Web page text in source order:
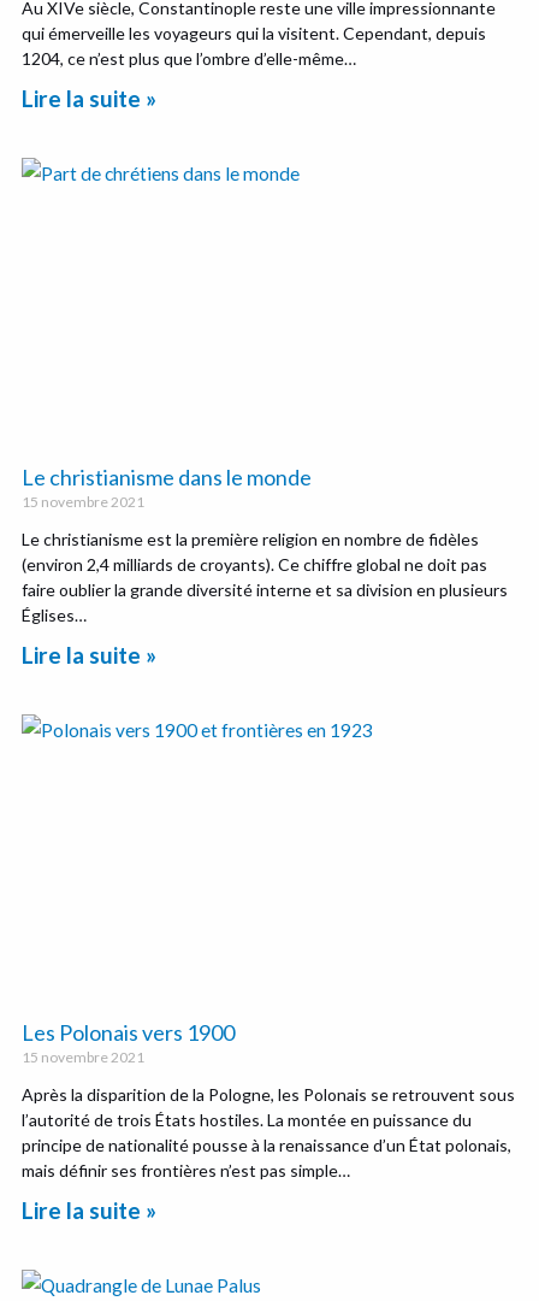
Au XIVe siècle, Constantinople reste une ville impressionnante
qui émerveille les voyageurs qui la visitent. Cependant, depuis
1204, ce n’est plus que l’ombre d’elle-même…
Lire la suite »
Le christianisme dans le monde
15 novembre 2021
Le christianisme est la première religion en nombre de fidèles
(environ 2,4 milliards de croyants). Ce chiffre global ne doit pas
faire oublier la grande diversité interne et sa division en plusieurs
Églises…
Lire la suite »
Les Polonais vers 1900
15 novembre 2021
Après la disparition de la Pologne, les Polonais se retrouvent sous
l’autorité de trois États hostiles. La montée en puissance du
principe de nationalité pousse à la renaissance d’un État polonais,
mais définir ses frontières n’est pas simple…
Lire la suite »